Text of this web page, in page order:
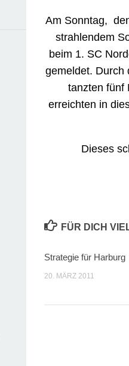
Am Sonntag,
strahlendem
beim 1. SC
gemeldet. Durch
tanzten fünf
erreichten in
Dieses
FÜR DICH
Strategie für Harburg
20. MÄRZ 2011